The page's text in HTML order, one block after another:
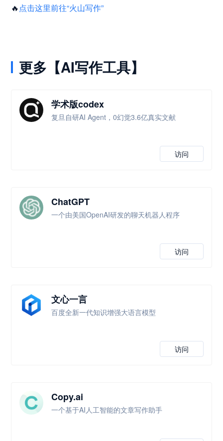
🔥 点击这里前往“火山写作”
更多【AI写作工具】
学术版codex
复旦自研AI Agent，0幻觉3.6亿真实文献
访问
ChatGPT
一个由美国OpenAI研发的聊天机器人程序
访问
文心一言
百度全新一代知识增强大语言模型
访问
Copy.ai
一个基于AI人工智能的文章写作助手